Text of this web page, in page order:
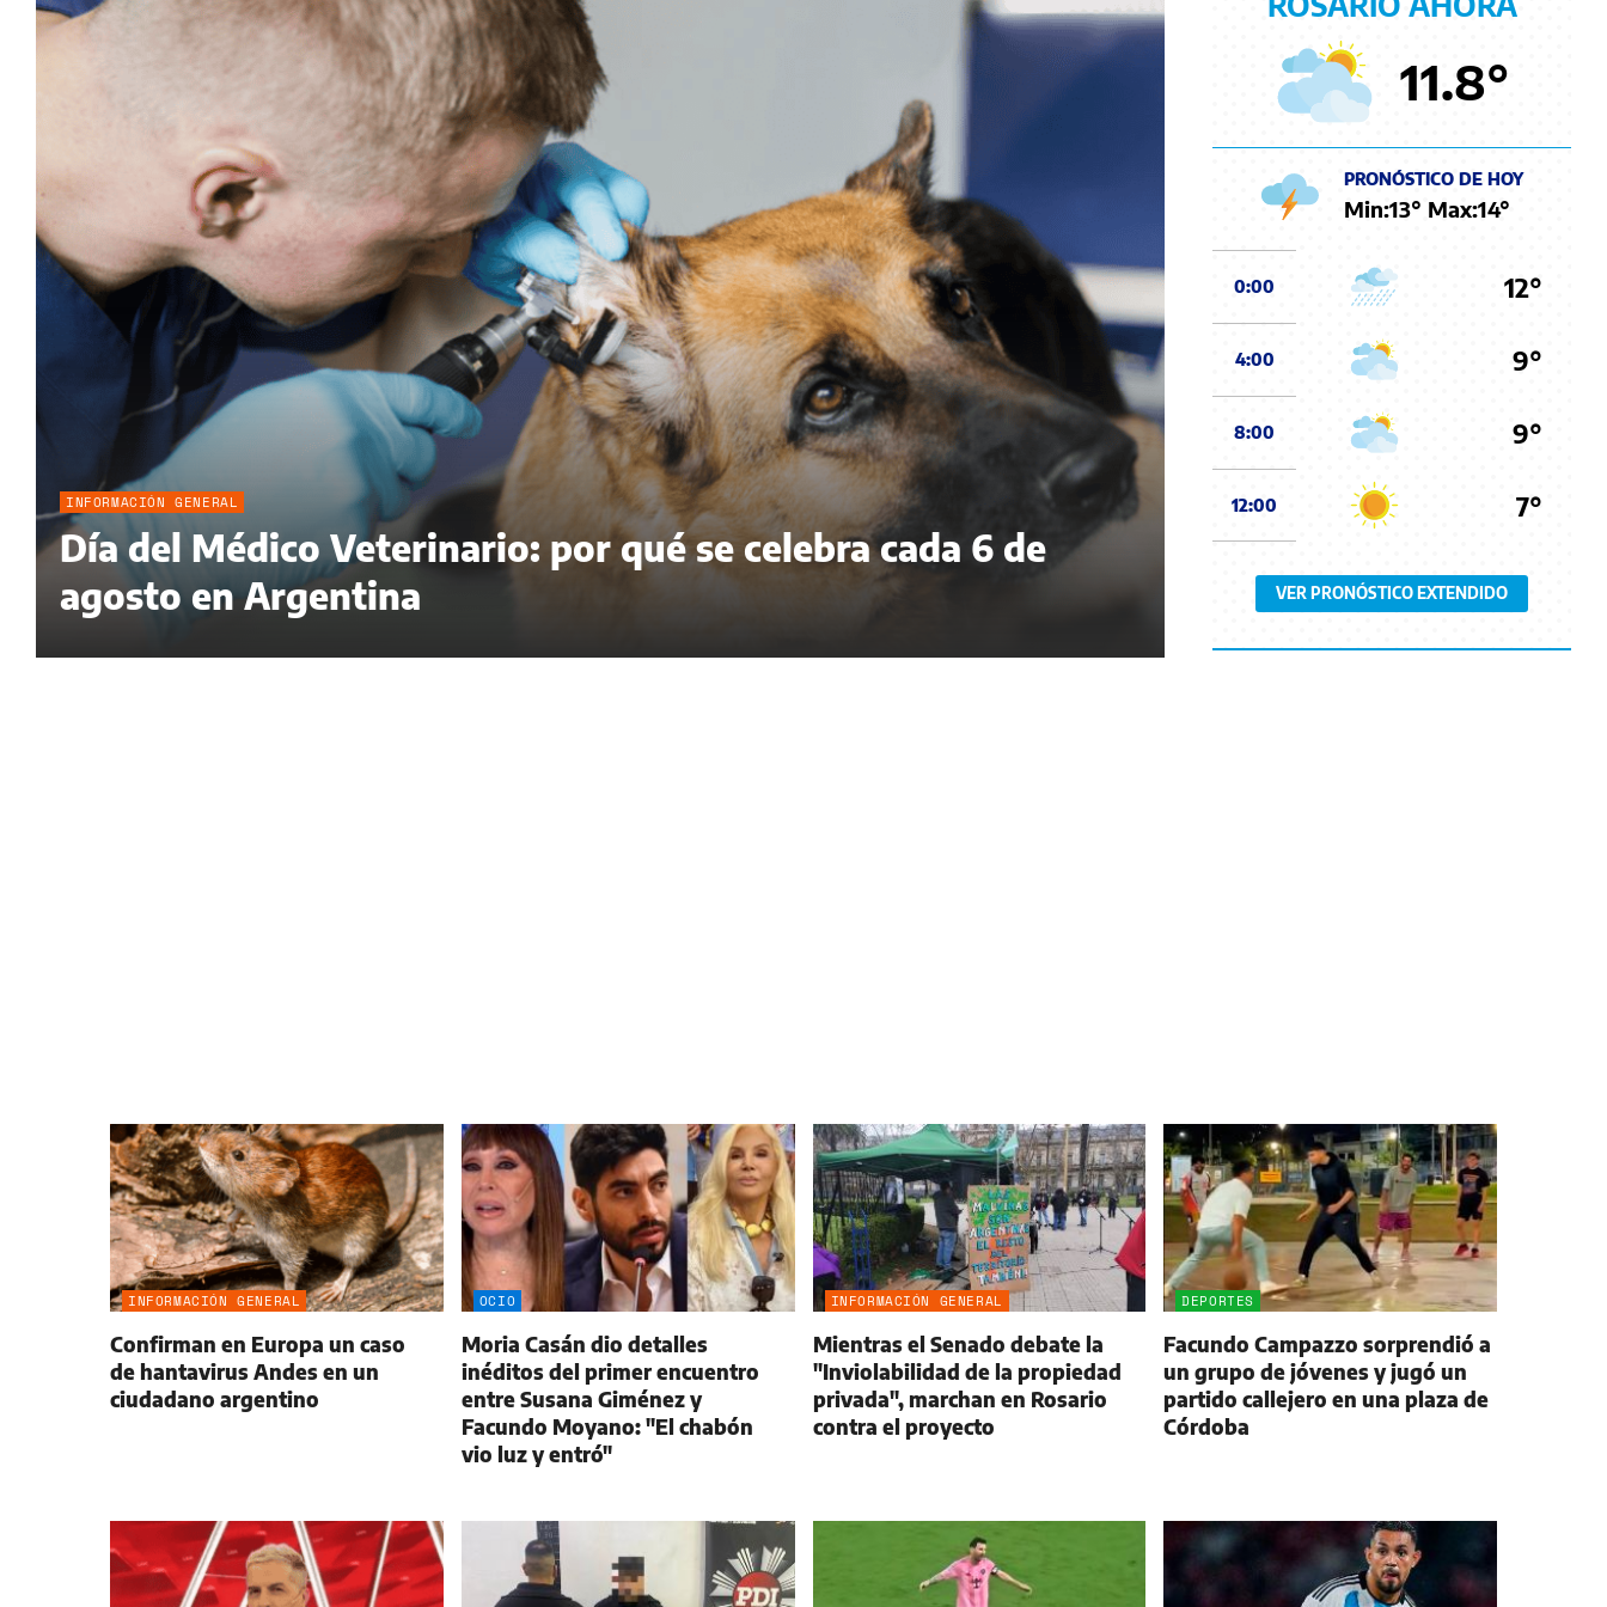
INFORMACIÓN GENERAL
Día del Médico Veterinario: por qué se celebra cada 6 de
agosto en Argentina
11.8°
PRONÓSTICO DE HOY
Min:13° Max:14°
0:00 12°
4:00 9°
8:00 9°
12:00 7°
VER PRONÓSTICO EXTENDIDO
INFORMACIÓN GENERAL
Confirman en Europa un caso
de hantavirus Andes en un
ciudadano argentino
OCIO
Moria Casán dio detalles
inéditos del primer encuentro
entre Susana Giménez y
Facundo Moyano: "El chabón
vio luz y entró"
INFORMACIÓN GENERAL
Mientras el Senado debate la
"Inviolabilidad de la propiedad
privada", marchan en Rosario
contra el proyecto
DEPORTES
Facundo Campazzo sorprendió a
un grupo de jóvenes y jugó un
partido callejero en una plaza de
Córdoba